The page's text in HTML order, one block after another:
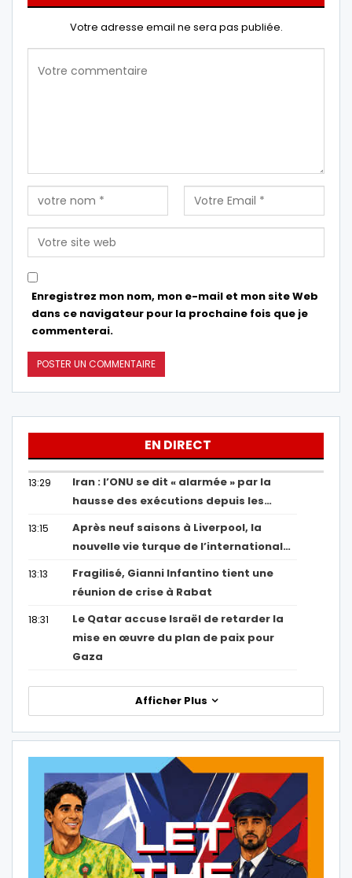
Votre adresse email ne sera pas publiée.
Enregistrez mon nom, mon e-mail et mon site Web
dans ce navigateur pour la prochaine fois que je
commenterai.
EN DIRECT
13:29
Iran : l’ONU se dit « alarmée » par la
hausse des exécutions depuis les…
13:15
Après neuf saisons à Liverpool, la
nouvelle vie turque de l’international…
13:13
Fragilisé, Gianni Infantino tient une
réunion de crise à Rabat
18:31
Le Qatar accuse Israël de retarder la
mise en œuvre du plan de paix pour
Gaza
Afficher Plus